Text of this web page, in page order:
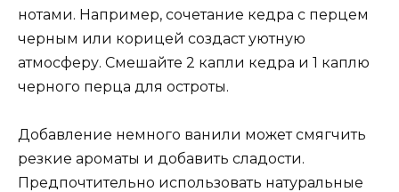
нотами. Например, сочетание кедра с перцем
черным или корицей создаст уютную
атмосферу. Смешайте 2 капли кедра и 1 каплю
черного перца для остроты.
Добавление немного ванили может смягчить
резкие ароматы и добавить сладости.
Предпочтительно использовать натуральные